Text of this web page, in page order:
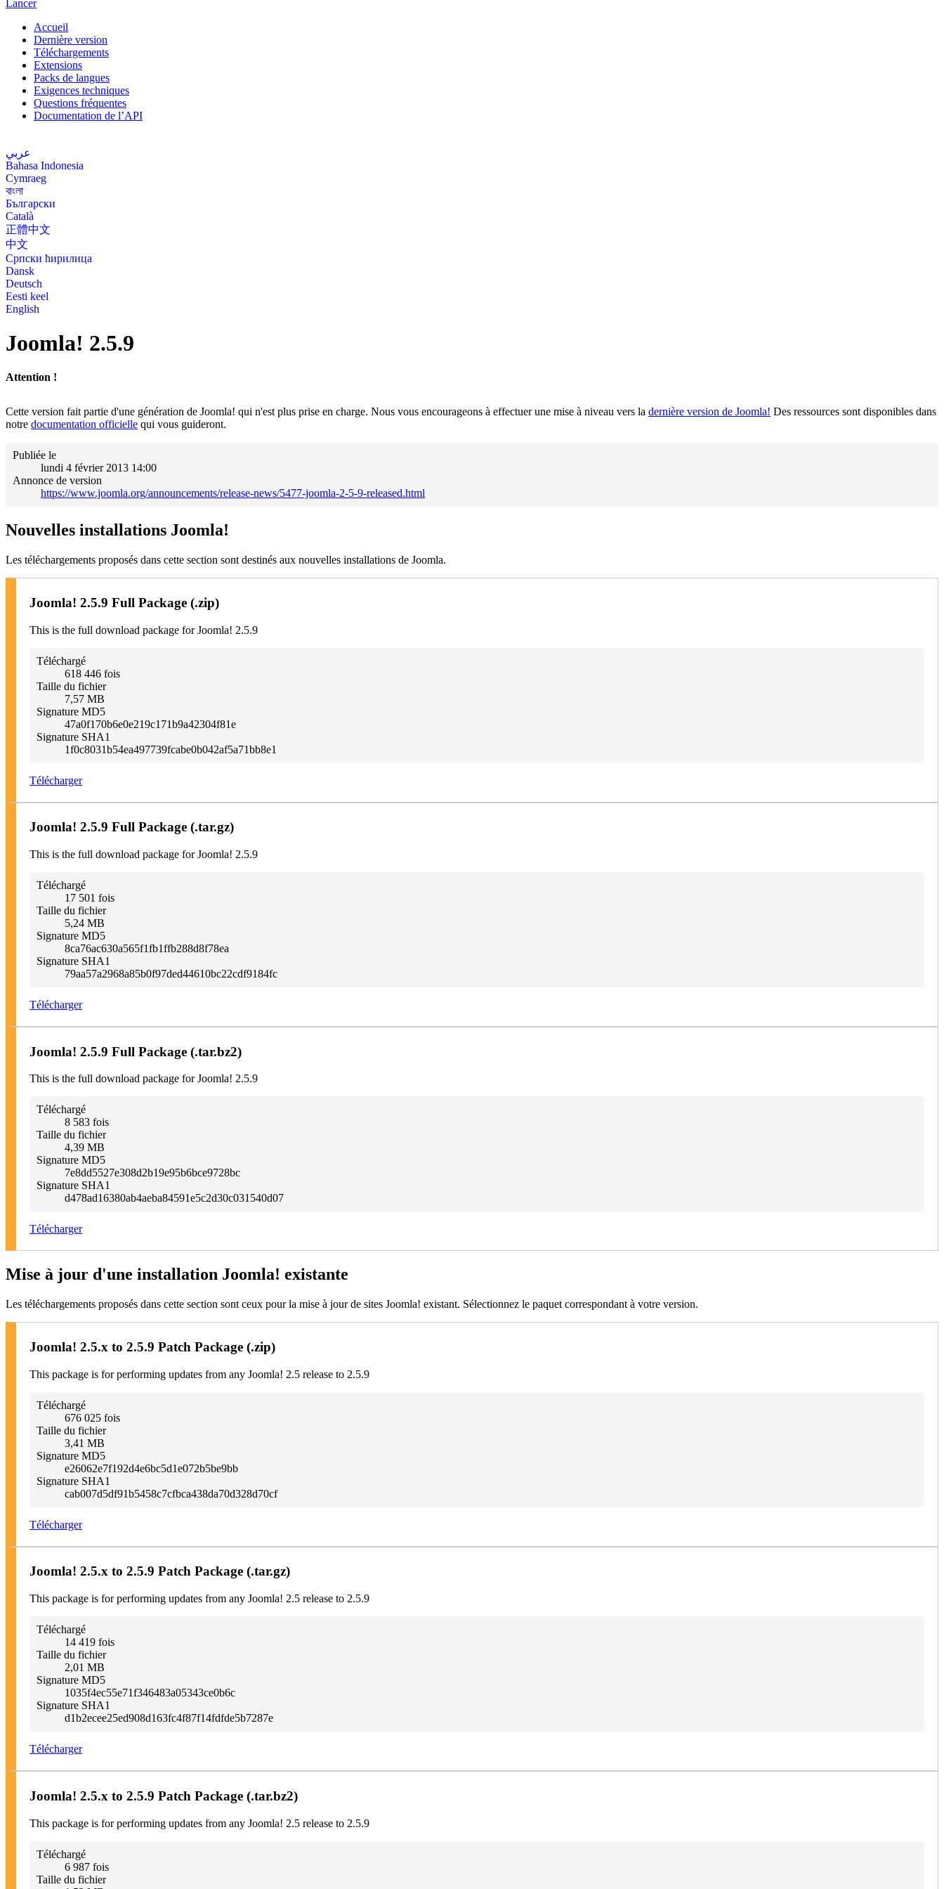
Lancer
Accueil
Dernière version
Téléchargements
Extensions
Packs de langues
Exigences techniques
Questions fréquentes
Documentation de l’API
عربي
Bahasa Indonesia
Cymraeg
বাংলা
Български
Català
正體中文
中文
Српски ћирилица
Dansk
Deutsch
Eesti keel
English
Español
Español (de Colombia)
Français (Canada)
हिन्दी
Hrvatski
Italiano
Latviešu
Magyar
Nederlands
Nederlands (België)
Norsk bokmål
Português
Português (do Brasil)
Русский
Slovenčina
Srpski
Joomla! 2.5.9
Attention !
Cette version fait partie d'une génération de Joomla! qui n'est plus prise en charge. Nous vous encourageons à effectuer une mise à niveau vers la dernière version de Joomla! Des ressources sont disponibles dans
notre documentation officielle qui vous guideront.
Publiée le
lundi 4 février 2013 14:00
Annonce de version
https://www.joomla.org/announcements/release-news/5477-joomla-2-5-9-released.html
Nouvelles installations Joomla!
Les téléchargements proposés dans cette section sont destinés aux nouvelles installations de Joomla.
Joomla! 2.5.9 Full Package (.zip)
This is the full download package for Joomla! 2.5.9
Téléchargé
618 446 fois
Taille du fichier
7,57 MB
Signature MD5
47a0f170b6e0e219c171b9a42304f81e
Signature SHA1
1f0c8031b54ea497739fcabe0b042af5a71bb8e1
Télécharger
Joomla! 2.5.9 Full Package (.tar.gz)
This is the full download package for Joomla! 2.5.9
Téléchargé
17 501 fois
Taille du fichier
5,24 MB
Signature MD5
8ca76ac630a565f1fb1ffb288d8f78ea
Signature SHA1
79aa57a2968a85b0f97ded44610bc22cdf9184fc
Télécharger
Joomla! 2.5.9 Full Package (.tar.bz2)
This is the full download package for Joomla! 2.5.9
Téléchargé
8 583 fois
Taille du fichier
4,39 MB
Signature MD5
7e8dd5527e308d2b19e95b6bce9728bc
Signature SHA1
d478ad16380ab4aeba84591e5c2d30c031540d07
Télécharger
Mise à jour d'une installation Joomla! existante
Les téléchargements proposés dans cette section sont ceux pour la mise à jour de sites Joomla! existant. Sélectionnez le paquet correspondant à votre version.
Joomla! 2.5.x to 2.5.9 Patch Package (.zip)
This package is for performing updates from any Joomla! 2.5 release to 2.5.9
Téléchargé
676 025 fois
Taille du fichier
3,41 MB
Signature MD5
e26062e7f192d4e6bc5d1e072b5be9bb
Signature SHA1
cab007d5df91b5458c7cfbca438da70d328d70cf
Télécharger
Joomla! 2.5.x to 2.5.9 Patch Package (.tar.gz)
This package is for performing updates from any Joomla! 2.5 release to 2.5.9
Téléchargé
14 419 fois
Taille du fichier
2,01 MB
Signature MD5
1035f4ec55e71f346483a05343ce0b6c
Signature SHA1
d1b2ecee25ed908d163fc4f87f14fdfde5b7287e
Télécharger
Joomla! 2.5.x to 2.5.9 Patch Package (.tar.bz2)
This package is for performing updates from any Joomla! 2.5 release to 2.5.9
Téléchargé
6 987 fois
Taille du fichier